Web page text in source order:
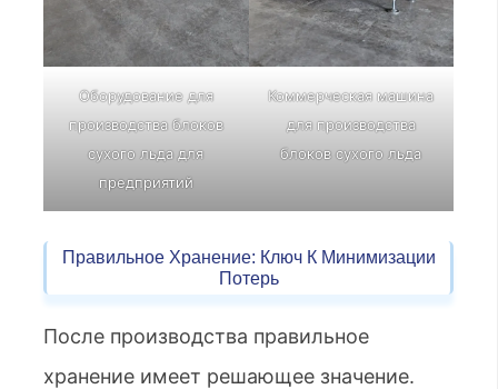
Оборудование для
производства блоков
сухого льда для
предприятий
Коммерческая машина
для производства
блоков сухого льда
Правильное Хранение: Ключ К Минимизации
Потерь
После производства правильное
хранение имеет решающее значение.